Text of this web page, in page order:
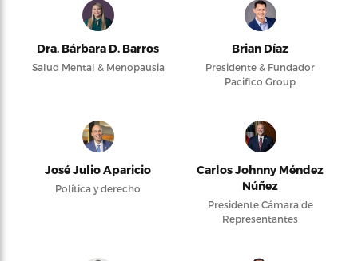
Dra. Bárbara D. Barros
Salud Mental & Menopausia
Brian Díaz
Presidente & Fundador
Pacifico Group
José Julio Aparicio
Política y derecho
Carlos Johnny Méndez
Núñez
Presidente Cámara de
Representantes